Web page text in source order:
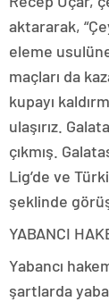
aktararak,
eleme
maçları da
kupayı
ulaşırız.
çıkmış.
Lig’de ve
şeklinde
YABANCI
Yabancı
şartlarda